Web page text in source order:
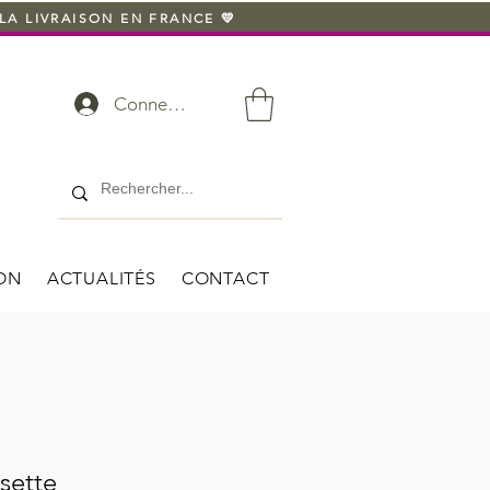
LIVRAISON EN FRANCE 💛
Connexion
ACTUALITÉS CONTACT